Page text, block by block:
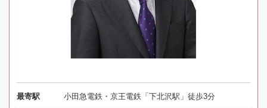
最寄駅 小田急電鉄・京王電鉄「下北沢駅」徒歩3分